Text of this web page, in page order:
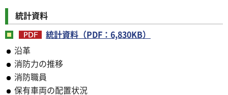
統計資料
統計資料（PDF：6,830KB）
沿革
消防力の推移
消防職員
保有車両の配置状況